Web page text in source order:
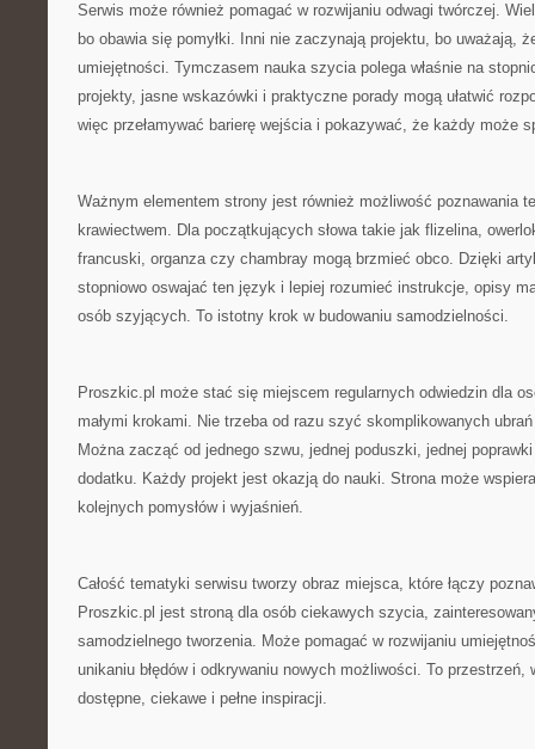
Serwis może również pomagać w rozwijaniu odwagi twórczej.
bo obawia się pomyłki. Inni nie zaczynają projektu, bo uważają,
umiejętności. Tymczasem nauka szycia polega właśnie na
projekty, jasne wskazówki i praktyczne porady mogą ułatwić
więc przełamywać barierę wejścia i pokazywać, że każdy może
Ważnym elementem strony jest również możliwość poznawania
krawiectwem. Dla początkujących słowa takie jak flizelina,
francuski, organza czy chambray mogą brzmieć obco. Dzięki
stopniowo oswajać ten język i lepiej rozumieć instrukcje, opisy
osób szyjących. To istotny krok w budowaniu samodzielności.
Proszkic.pl może stać się miejscem regularnych odwiedzin dla
małymi krokami. Nie trzeba od razu szyć skomplikowanych
Można zacząć od jednego szwu, jednej poduszki, jednej
dodatku. Każdy projekt jest okazją do nauki. Strona może
kolejnych pomysłów i wyjaśnień.
Całość tematyki serwisu tworzy obraz miejsca, które łączy
Proszkic.pl jest stroną dla osób ciekawych szycia,
samodzielnego tworzenia. Może pomagać w rozwijaniu
unikaniu błędów i odkrywaniu nowych możliwości. To
dostępne, ciekawe i pełne inspiracji.